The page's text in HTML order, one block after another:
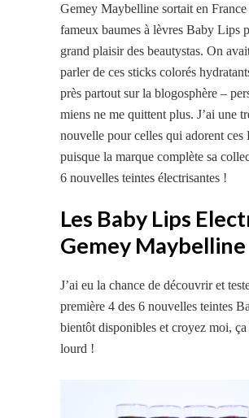
Gemey Maybelline sortait en France
fameux baumes à lèvres Baby Lips
grand plaisir des beautystas. On
parler de ces sticks colorés
près partout sur la blogosphère –
miens ne me quittent plus. J’ai une
nouvelle pour celles qui adorent
puisque la marque complète sa
6 nouvelles teintes électrisantes !
Les Baby Lips
Gemey Maybelline
J’ai eu la chance de découvrir et
première 4 des 6 nouvelles teintes
bientôt disponibles et croyez moi,
lourd !